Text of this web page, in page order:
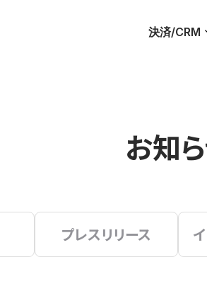
決済/CRM
お知
プレスリリース